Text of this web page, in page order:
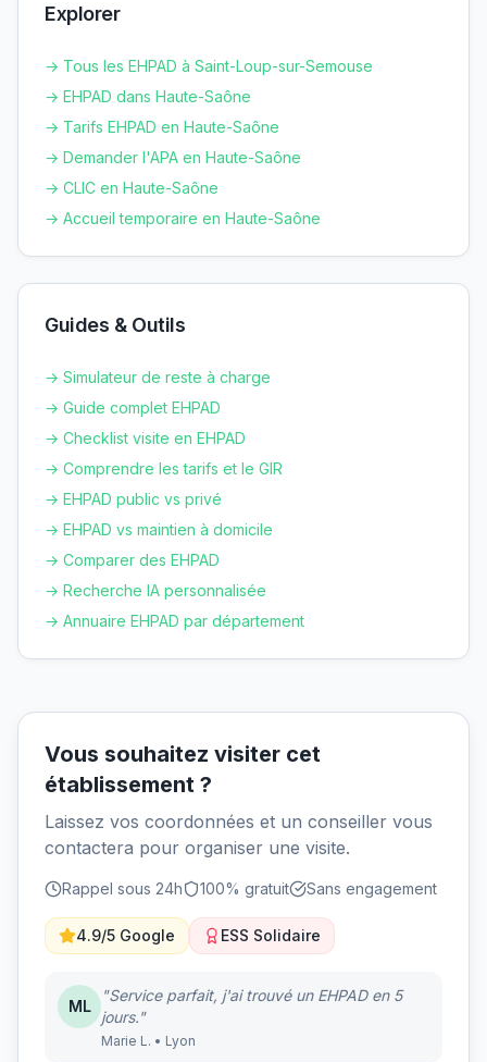
Explorer
→ Tous les EHPAD à Saint-Loup-sur-Semouse
→ EHPAD dans Haute-Saône
→ Tarifs EHPAD en Haute-Saône
→ Demander l'APA en Haute-Saône
→ CLIC en Haute-Saône
→ Accueil temporaire en Haute-Saône
Guides & Outils
→ Simulateur de reste à charge
→ Guide complet EHPAD
→ Checklist visite en EHPAD
→ Comprendre les tarifs et le GIR
→ EHPAD public vs privé
→ EHPAD vs maintien à domicile
→ Comparer des EHPAD
→ Recherche IA personnalisée
→ Annuaire EHPAD par département
Vous souhaitez visiter cet
établissement ?
Laissez vos coordonnées et un conseiller vous
contactera pour organiser une visite.
Rappel sous 24h 100% gratuit Sans engagement
4.9/5 Google ESS Solidaire
ML
"Service parfait, j'ai trouvé un EHPAD en 5
jours."
Marie L. • Lyon